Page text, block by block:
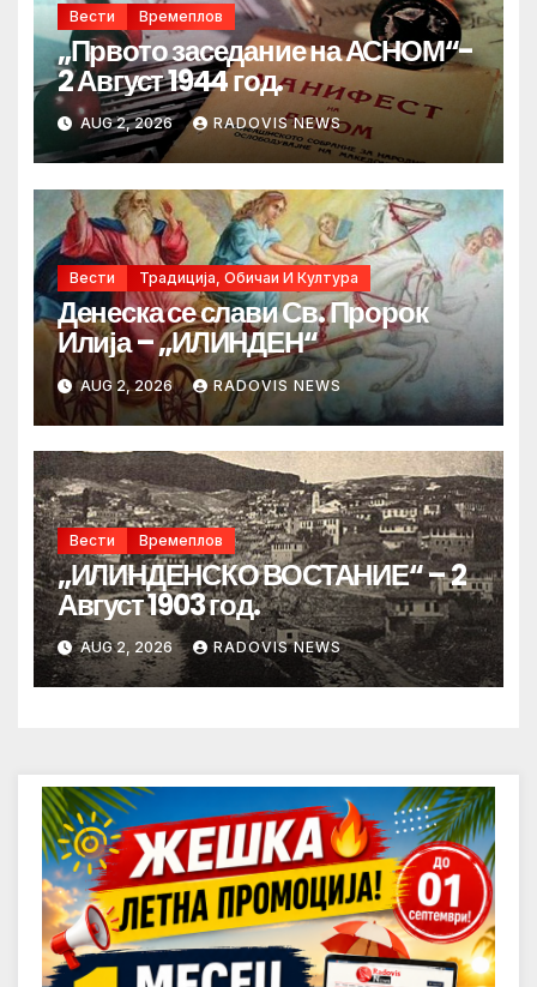
Вести Времеплов
„Првото заседание на АСНОМ“-
2 Август 1944 год.
AUG 2, 2026 RADOVIS NEWS
Вести Традиција, Обичаи И Култура
Денеска се слави Св. Пророк
Илија – „ИЛИНДЕН“
AUG 2, 2026 RADOVIS NEWS
Вести Времеплов
„ИЛИНДЕНСКО ВОСТАНИЕ“ – 2
Август 1903 год.
AUG 2, 2026 RADOVIS NEWS